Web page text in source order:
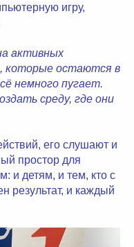
игру,
активных
которые остаются в
немного пугает.
среду, где они
его слушают и
простор для
и детям, и тем, кто с
результат, и каждый